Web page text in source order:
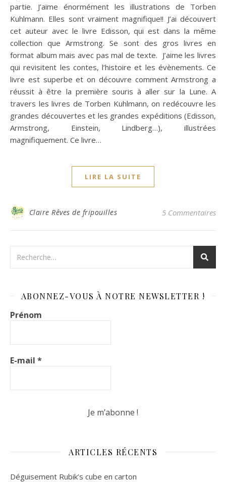
partie. J’aime énormément les illustrations de Torben
Kuhlmann. Elles sont vraiment magnifique!! J’ai découvert
cet auteur avec le livre Edisson, qui est dans la même
collection que Armstrong. Se sont des gros livres en
format album mais avec pas mal de texte. J’aime les livres
qui revisitent les contes, l’histoire et les évènements. Ce
livre est superbe et on découvre comment Armstrong a
réussit à être la première souris à aller sur la Lune. A
travers les livres de Torben Kuhlmann, on redécouvre les
grandes découvertes et les grandes expéditions (Edisson,
Armstrong, Einstein, Lindberg…), illustrées
magnifiquement. Ce livre…
LIRE LA SUITE
Claire Rêves de fripouilles 5 Commentaires
ABONNEZ-VOUS À NOTRE NEWSLETTER !
Prénom
E-mail *
ARTICLES RÉCENTS
Déguisement Rubik’s cube en carton